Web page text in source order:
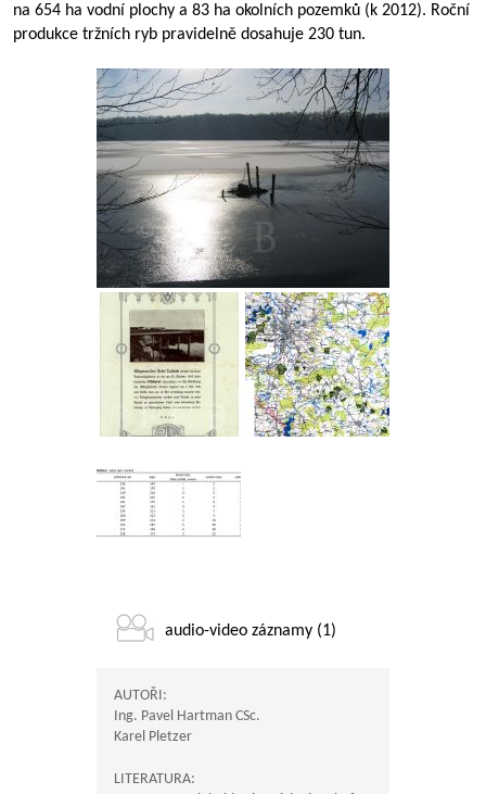
na 654 ha vodní plochy a 83 ha okolních pozemků (k 2012). Roční
produkce tržních ryb pravidelně dosahuje 230 tun.
audio-video záznamy (1)
AUTOŘI:
Ing. Pavel Hartman CSc.
Karel Pletzer
LITERATURA: